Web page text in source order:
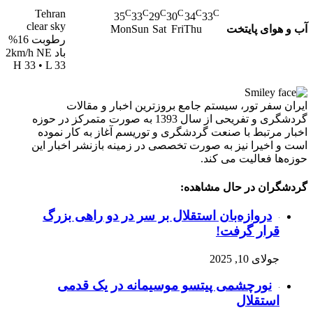
آب و هوای پایتخت
33C
Tehran
clear sky
رطوبت 16%
باد 2km/h NE
H 33 • L 33
34C
Thu
30C
Fri
29C
Sat
33C
Sun
35C
Mon
ایران سفر تور، سیستم جامع بروزترین اخبار و مقالات
گردشگری و تفریحی از سال 1393 به صورت متمرکز در حوزه
اخبار مرتبط با صنعت گردشگری و توریسم آغاز به کار نموده
است و اخیرا نیز به صورت تخصصی در زمینه بازنشر اخبار این
حوزه‌ها فعالیت می کند.
گردشگران در حال مشاهده:
دروازه‌بان استقلال بر سر در دو راهی بزرگ
قرار گرفت!
جولای 10, 2025
نورچشمی پیتسو موسیمانه در یک قدمی
استقلال